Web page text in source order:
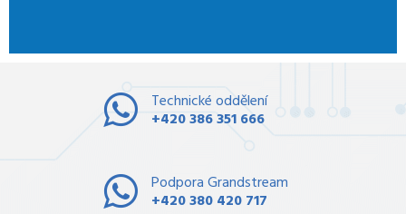
Technické oddělení
+420 386 351 666
Podpora Grandstream
+420 380 420 717